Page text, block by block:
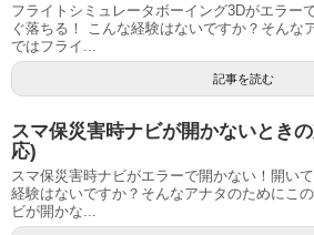
フライトシミュレータボーイング3Dがエラー
ぐ落ちる！ こんな経験はないですか？そんな
ではフライ...
記事を読む
スマ保災害時ナビが開かないとき
応)
スマ保災害時ナビがエラーで開かない！開い
経験はないですか？そんなアナタのためにこ
ビが開かな...